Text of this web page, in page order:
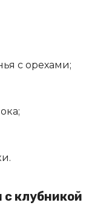
с орехами;
с клубникой